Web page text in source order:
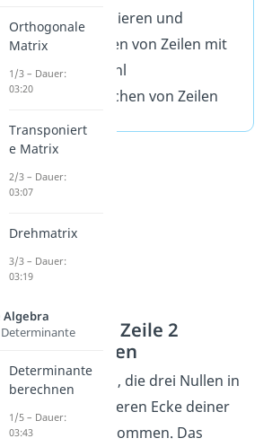
Multiplizieren und
Dividieren von Zeilen mit
einer Zahl
Vertauschen von Zeilen
Zeile 3 von Zeile 2
subtrahieren
Dein Ziel ist es, die drei Nullen in
der linken unteren Ecke deiner
Tabelle zu bekommen. Das
Orthogonale
Matrix
1/3 – Dauer:
03:20
Transponiert
e Matrix
2/3 – Dauer:
03:07
Drehmatrix
3/3 – Dauer:
03:19
Algebra
Determinante
berechnen
1/5 – Dauer:
03:43